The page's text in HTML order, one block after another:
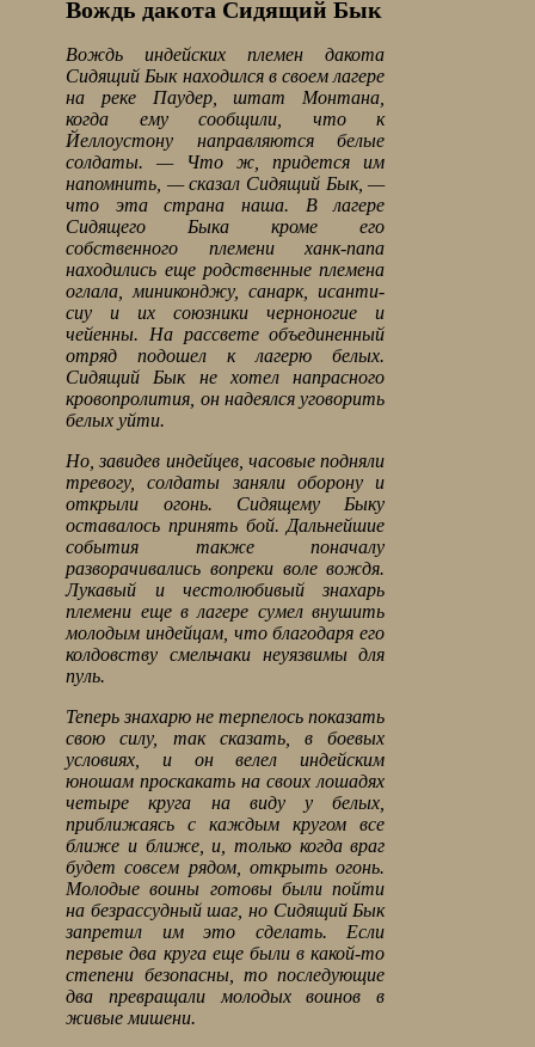
Вождь дакота Сидящий Бык
Вождь индейских племен дакота
Сидящий Бык находился в своем лагере
на реке Паудер, штат Монтана,
когда ему сообщили, что к
Йеллоустону направляются белые
солдаты. — Что ж, придется им
напомнить, — сказал Сидящий Бык, —
что эта страна наша. В лагере
Сидящего Быка кроме его
собственного племени ханк-папа
находились еще родственные племена
оглала, миниконджу, санарк, исанти-
сиу и их союзники черноногие и
чейенны. На рассвете объединенный
отряд подошел к лагерю белых.
Сидящий Бык не хотел напрасного
кровопролития, он надеялся уговорить
белых уйти.
Но, завидев индейцев, часовые подняли
тревогу, солдаты заняли оборону и
открыли огонь. Сидящему Быку
оставалось принять бой. Дальнейшие
события также поначалу
разворачивались вопреки воле вождя.
Лукавый и честолюбивый знахарь
племени еще в лагере сумел внушить
молодым индейцам, что благодаря его
колдовству смельчаки неуязвимы для
пуль.
Теперь знахарю не терпелось показать
свою силу, так сказать, в боевых
условиях, и он велел индейским
юношам проскакать на своих лошадях
четыре круга на виду у белых,
приближаясь с каждым кругом все
ближе и ближе, и, только когда враг
будет совсем рядом, открыть огонь.
Молодые воины готовы были пойти
на безрассудный шаг, но Сидящий Бык
запретил им это сделать. Если
первые два круга еще были в какой-то
степени безопасны, то последующие
два превращали молодых воинов в
живые мишени.